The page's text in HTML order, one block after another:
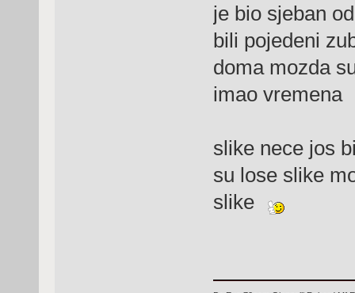
je bio sjeban
bili pojedeni
doma mozda
imao vremena
slike nece jos
su lose slike
slike